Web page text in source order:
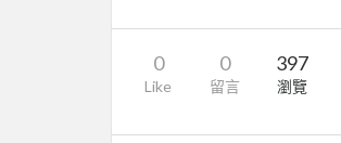
0
Like
0
留言
397
瀏覽